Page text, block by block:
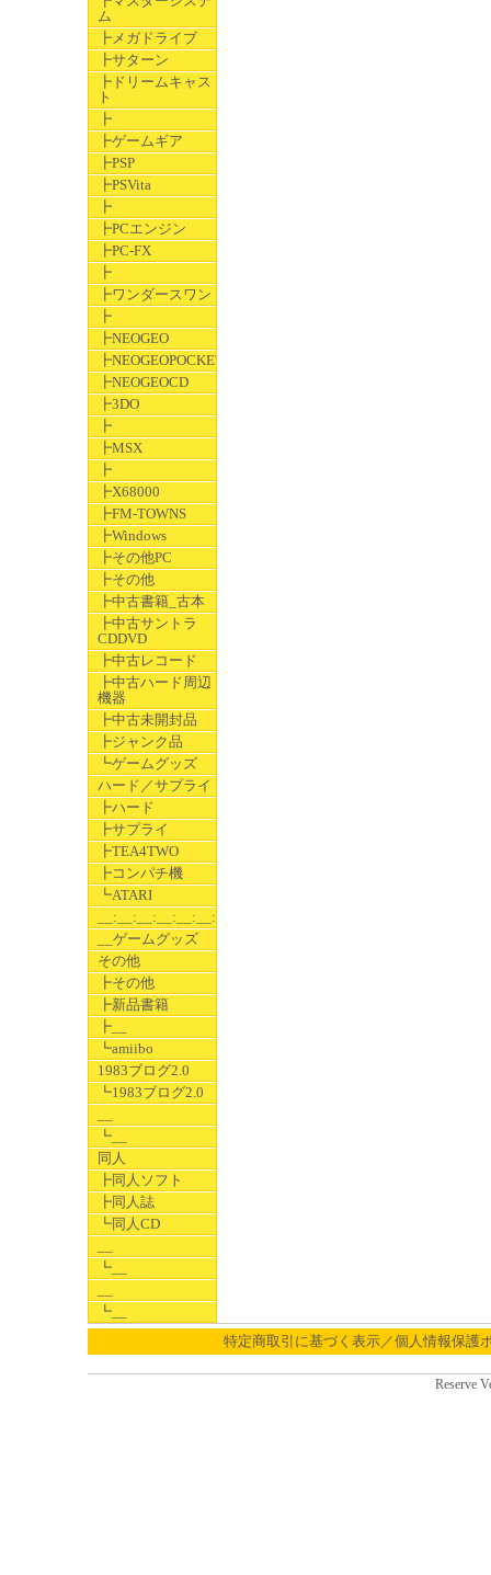
ム
┣メガドライブ
┣サターン
┣ドリームキャス
ト
┣
┣ゲームギア
┣PSP
┣PSVita
┣
┣PCエンジン
┣PC-FX
┣
┣ワンダースワン
┣
┣NEOGEO
┣NEOGEOPOCKET
┣NEOGEOCD
┣3DO
┣
┣MSX
┣
┣X68000
┣FM-TOWNS
┣Windows
┣その他PC
┣その他
┣中古書籍_古本
┣中古サントラ
CDDVD
┣中古レコード
┣中古ハード周辺
機器
┣中古未開封品
┣ジャンク品
┗ゲームグッズ
ハード／サプライ
┣ハード
┣サプライ
┣TEA4TWO
┣コンパチ機
┗ATARI
__:__:__:__:__:__:__
__ゲームグッズ
その他
┣その他
┣新品書籍
┣__
┗amiibo
1983ブログ2.0
┗1983ブログ2.0
┗__
同人
┣同人ソフト
┣同人誌
┗同人CD
┗__
┗__
特定商取引に基づく表示／個人情報保護
Reserve